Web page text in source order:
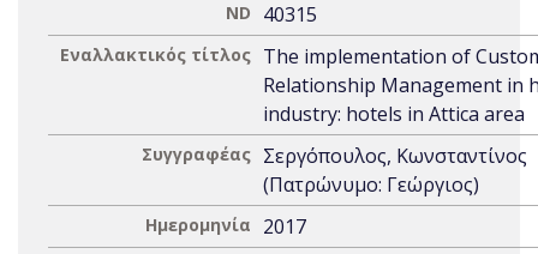
ND 40315
Εναλλακτικός τίτλος The implementation of
Relationship Management in
industry: hotels in Attica area
Συγγραφέας Σεργόπουλος, Κωνσταντίνος
(Πατρώνυμο: Γεώργιος)
Ημερομηνία 2017